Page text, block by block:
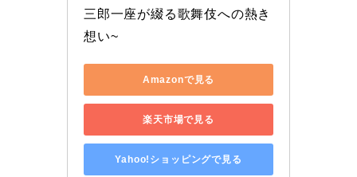
三郎一座が綴る歌舞伎への熱き
想い~
Amazonで見る
楽天市場で見る
Yahoo!ショッピングで見る